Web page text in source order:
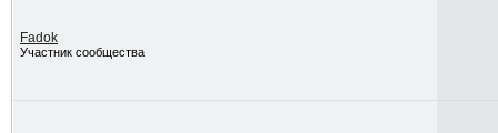
Fadok
Участник сообщества